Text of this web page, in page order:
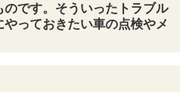
です。そういったトラブル
っておきたい車の点検やメ